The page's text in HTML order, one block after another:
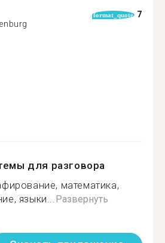
format_quote 7
для разговора
математика,
языки... Развернуть